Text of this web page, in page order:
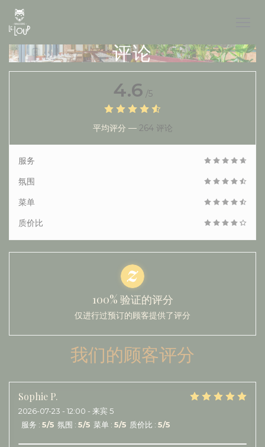
Cookie管理面板
评论
我们的顾客评分
Sophie P
2026-07-23 - 12:00 - 来宾 5
服务 : 5/5 氛围 : 5/5 菜单 : 5/5 质价比 : 5/5
4.6 /5
平均评分 — 264 评论
服务
氛围
菜单
质价比
100% 验证的评分
仅进行过预订的顾客提供了评分